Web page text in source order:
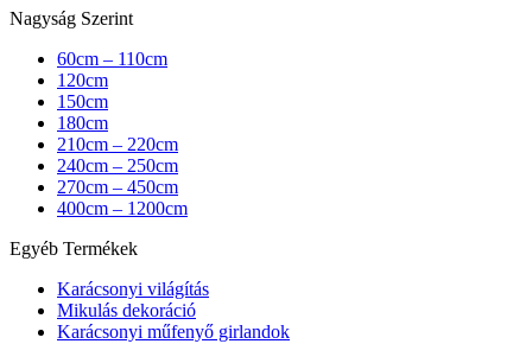
Nagyság Szerint
60cm – 110cm
120cm
150cm
180cm
210cm – 220cm
240cm – 250cm
270cm – 450cm
400cm – 1200cm
Egyéb Termékek
Karácsonyi világítás
Mikulás dekoráció
Karácsonyi műfenyő girlandok